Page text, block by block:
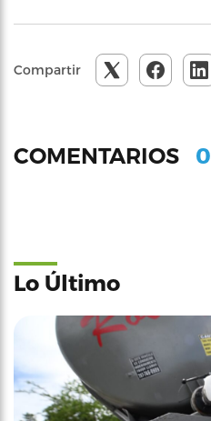
Compartir
COMENTARIOS 0
Lo Último